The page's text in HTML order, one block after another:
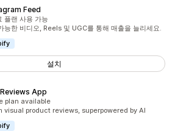
Feed
플랜 사용 가능
능한 비디오, Reels 및 UGC를 통해 매출을 늘리세요.
설치
App
plan available
visual product reviews, superpowered by AI